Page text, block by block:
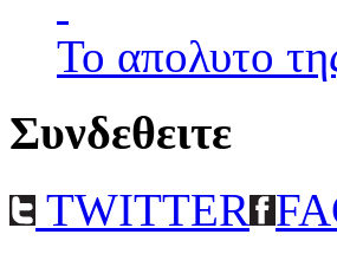
Το απολυτο
Συνδεθειτε
TWITTER